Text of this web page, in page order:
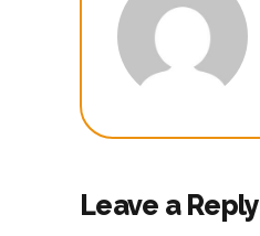
Leave a Reply